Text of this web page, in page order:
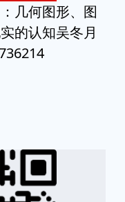
几何图形、图
的认知吴冬月